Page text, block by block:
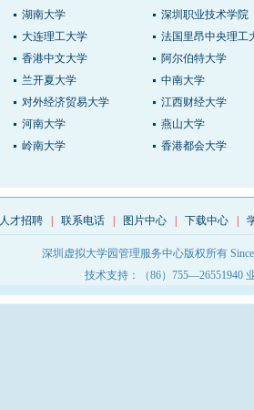
湖南大学
深圳职业技术学院
大连理工大学
法国里昂中央理工
香港中文大学
阿尔伯特大学
兰开夏大学
中南大学
对外经济贸易大学
江西财经大学
河南大学
燕山大学
岭南大学
香港都会大学
人才招聘 联系电话 图片中心 下载中心
深圳虚拟大学园管理服务中心版权所有
技术支持：（86）755—26551940